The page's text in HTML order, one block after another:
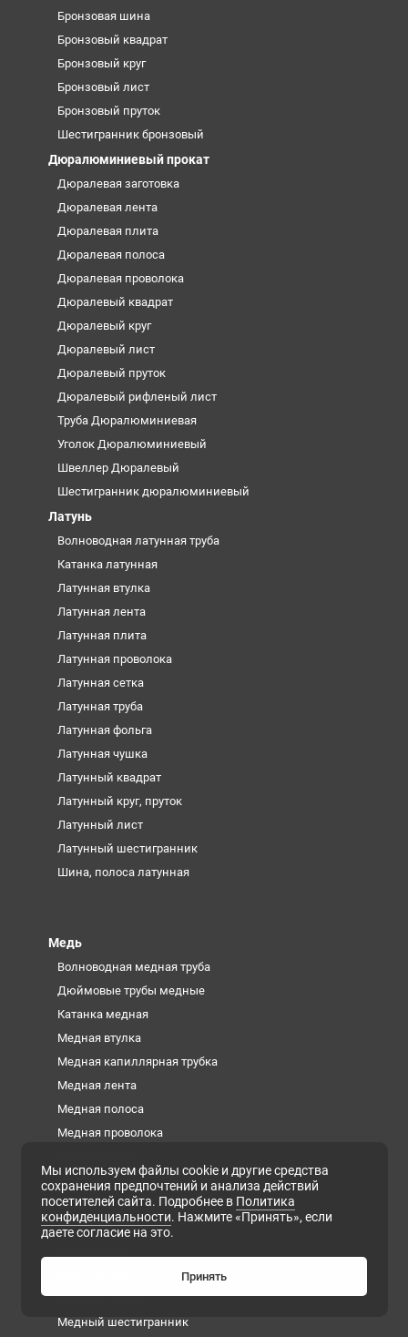
Бронзовая шина
Бронзовый квадрат
Бронзовый круг
Бронзовый лист
Бронзовый пруток
Шестигранник бронзовый
Дюралюминиевый прокат
Дюралевая заготовка
Дюралевая лента
Дюралевая плита
Дюралевая полоса
Дюралевая проволока
Дюралевый квадрат
Дюралевый круг
Дюралевый лист
Дюралевый пруток
Дюралевый рифленый лист
Труба Дюралюминиевая
Уголок Дюралюминиевый
Швеллер Дюралевый
Шестигранник дюралюминиевый
Латунь
Волноводная латунная труба
Катанка латунная
Латунная втулка
Латунная лента
Латунная плита
Латунная проволока
Латунная сетка
Латунная труба
Латунная фольга
Латунная чушка
Латунный квадрат
Латунный круг, пруток
Латунный лист
Латунный шестигранник
Шина, полоса латунная
Медь
Волноводная медная труба
Дюймовые трубы медные
Катанка медная
Медная втулка
Медная капиллярная трубка
Медная лента
Медная полоса
Медная проволока
Медная фольга
Медная шина
Медный квадрат
Медный пруток
Медный шестигранник
Мы используем файлы cookie и другие средства
сохранения предпочтений и анализа действий
посетителей сайта. Подробнее в Политика
конфиденциальности. Нажмите «Принять», если
даете согласие на это.
Принять